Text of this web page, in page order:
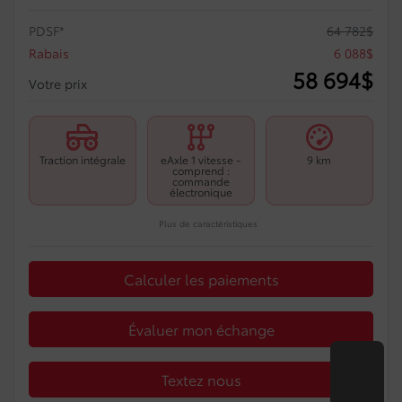
PDSF* 64 782$
Rabais
6 088$
Votre prix
58 694$
Traction intégrale eAxle 1 vitesse -
comprend :
commande
électronique
9 km
Plus de caractéristiques
Calculer les paiements
Évaluer mon échange
Textez nous